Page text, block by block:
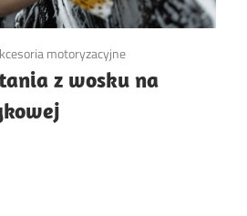
motoryzacyjne
z wosku na